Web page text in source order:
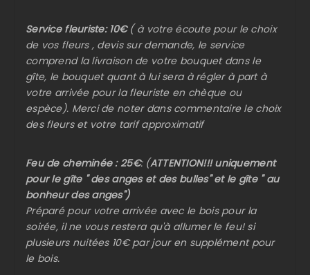
Service fleuriste: 10€( à votre écoute pour le choix
de vos fleurs , devis sur demande, le service
comprend la livraison de votre bouquet dans le
gîte, le bouquet quant à lui sera à régler à part à
votre arrivée pour la fleuriste en chèque ou
espèce). Merci de noter dans commentaire le choix
des fleurs et votre tarif approximatif
Feu de cheminée : 25€: (ATTENTION!!! uniquement
pour le gîte " des anges et des bulles" et le gîte " au
bonheur des anges")
Préparé pour votre arrivée avec le bois pour la
soirée, il ne vous restera qu'à allumer le feu! si
plusieurs nuitées 10€ par jour en supplément pour
le bois.